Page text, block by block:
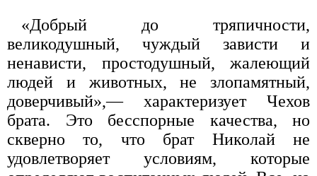
«Добрый до тряпичности,
великодушный, чуждый зависти и
ненависти, простодушный, жалеющий
людей и животных, не злопамятный,
доверчивый»,— характеризует Чехов
брата. Это бесспорные качества, но
скверно то, что брат Николай не
удовлетворяет условиям, которые